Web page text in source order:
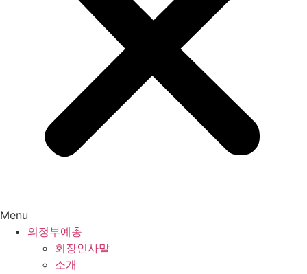
Menu
의정부예총
회장인사말
소개